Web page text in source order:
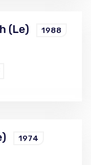
(Le) 1988
1974